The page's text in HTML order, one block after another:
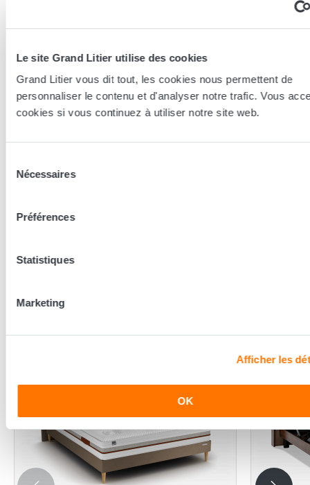
Le site Grand Litier utilise des cookies
Grand Litier vous dit tout, les cookies nous permettent de
personnaliser le contenu et d'analyser notre trafic. Vous
cookies si vous continuez à utiliser notre site web.
Nécessaires
Préférences
Statistiques
Marketing
Afficher les
OK
en lieux de vente afin de vous guider au mieux vers la
En complément de ce produit